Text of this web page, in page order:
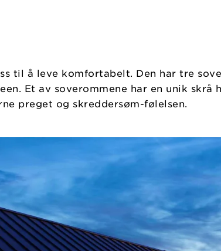
til å leve komfortabelt. Den har tre
Et av soverommene har en unik skrå
preget og skreddersøm-følelsen.